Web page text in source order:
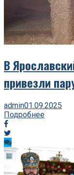
В
привезли
admin01.09.2025
Подробнее